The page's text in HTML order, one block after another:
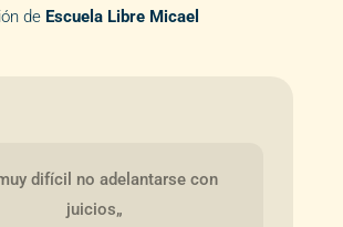
de Escuela Libre Micael
difícil no adelantarse con
juicios„